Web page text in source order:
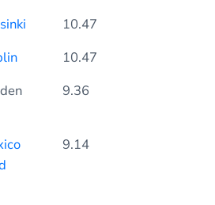
10.47
10.47
9.36
9.14